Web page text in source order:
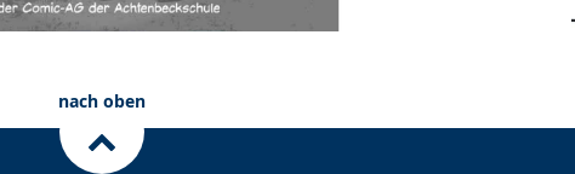
nach oben